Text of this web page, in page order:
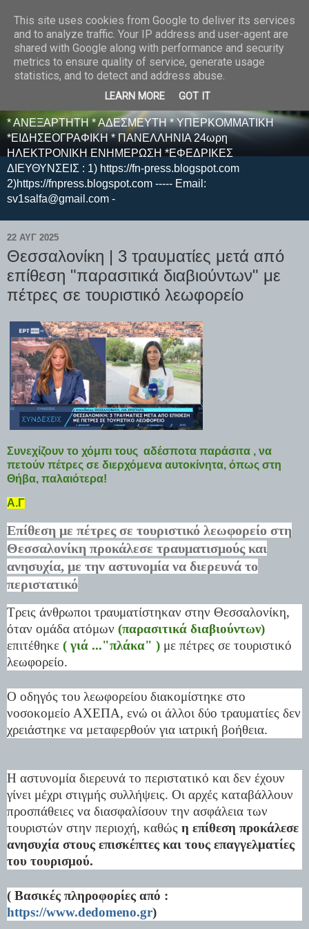
E F E N P R E S S -
ΗΛΕΚΤΡΟΝΙΚΗ
ΕΦΗΜΕΡΙΔΑ
* ΑΝΕΞΑΡΤΗΤΗ * ΑΔΕΣΜΕΥΤΗ * ΥΠΕΡΚΟΜΜΑΤΙΚΗ
*ΕΙΔΗΣΕΟΓΡΑΦΙΚΗ * ΠΑΝΕΛΛΗΝΙΑ 24ωρη
ΗΛΕΚΤΡΟΝΙΚΗ ΕΝΗΜΕΡΩΣΗ *ΕΦΕΔΡΙΚΕΣ
ΔΙΕΥΘΥΝΣΕΙΣ : 1) https://fn-press.blogspot.com
2)https://fnpress.blogspot.com ----- Email:
sv1salfa@gmail.com -
22 ΑΥΓ 2025
Θεσσαλονίκη | 3 τραυματίες μετά από
επίθεση "παρασιτικά διαβιούντων" με
πέτρες σε τουριστικό λεωφορείο
Συνεχίζουν το χόμπι τους αδέσποτα παράσιτα , να
πετούν πέτρες σε διερχόμενα αυτοκίνητα, όπως στη
Θήβα, παλαιότερα!
Α.Γ
Επίθεση με πέτρες σε τουριστικό λεωφορείο στη
Θεσσαλονίκη προκάλεσε τραυματισμούς και
ανησυχία, με την αστυνομία να διερευνά το
περιστατικό
Τρεις άνθρωποι τραυματίστηκαν στην Θεσσαλονίκη,
όταν ομάδα ατόμων (παρασιτικά διαβιούντων)
επιτέθηκε ( γιά ..."πλάκα" ) με πέτρες σε τουριστικό
λεωφορείο.
Ο οδηγός του λεωφορείου διακομίστηκε στο
νοσοκομείο ΑΧΕΠΑ, ενώ οι άλλοι δύο τραυματίες δεν
χρειάστηκε να μεταφερθούν για ιατρική βοήθεια.
Η αστυνομία διερευνά το περιστατικό και δεν έχουν
γίνει μέχρι στιγμής συλλήψεις. Οι αρχές καταβάλλουν
προσπάθειες να διασφαλίσουν την ασφάλεια των
τουριστών στην περιοχή, καθώς η επίθεση προκάλεσε
ανησυχία στους επισκέπτες και τους επαγγελματίες
του τουρισμού.
( Βασικές πληροφορίες από :
https://www.dedomeno.gr)
This site uses cookies from Google to deliver its services
and to analyze traffic. Your IP address and user-agent are
shared with Google along with performance and security
metrics to ensure quality of service, generate usage
statistics, and to detect and address abuse.
LEARN MORE GOT IT